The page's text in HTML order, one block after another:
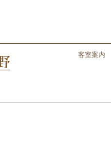
客室案内